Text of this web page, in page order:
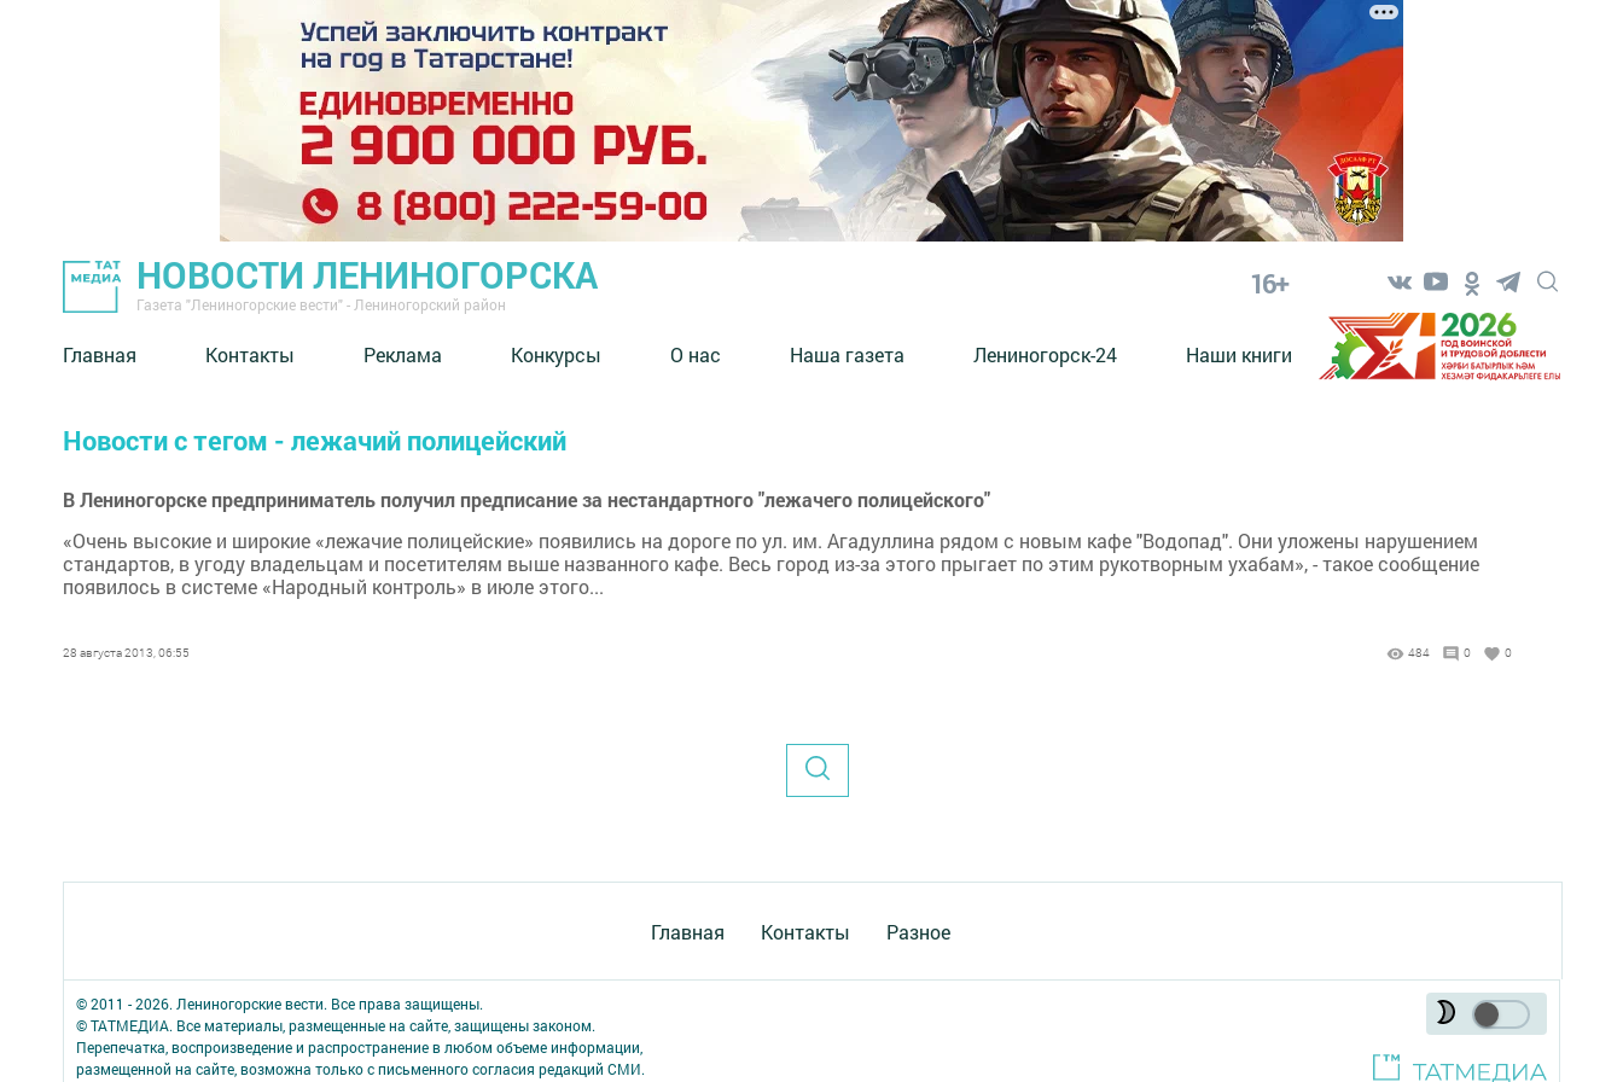
НОВОСТИ ЛЕНИНОГОРСКА
Газета "Лениногорские вести" - Лениногорский район
16+
Главная Контакты Реклама Конкурсы О нас Наша газета Лениногорск-24 Наши книги
Новости с тегом - лежачий полицейский
В Лениногорске предприниматель получил предписание за нестандартного "лежачего полицейского"
«Очень высокие и широкие «лежачие полицейские» появились на дороге по ул. им. Агадуллина рядом с новым кафе "Водопад". Они уложены нарушением
стандартов, в угоду владельцам и посетителям выше названного кафе. Весь город из-за этого прыгает по этим рукотворным ухабам», - такое сообщение
появилось в системе «Народный контроль» в июле этого...
28 августа 2013, 06:55 484 0 0
Главная Контакты Разное
© 2011 - 2026. Лениногорские вести. Все права защищены.
© ТАТМЕДИА. Все материалы, размещенные на сайте, защищены законом.
Перепечатка, воспроизведение и распространение в любом объеме информации,
размещенной на сайте, возможна только с письменного согласия редакций СМИ.